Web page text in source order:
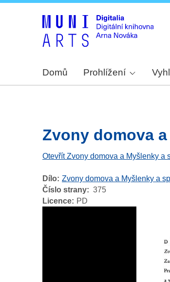
Domů Prohlížení
Zvony domova
Otevřít Zvony domova a Myšlenky a
Dílo Zvony domova a Myšlenky a
Číslo strany
375
Licence
PD